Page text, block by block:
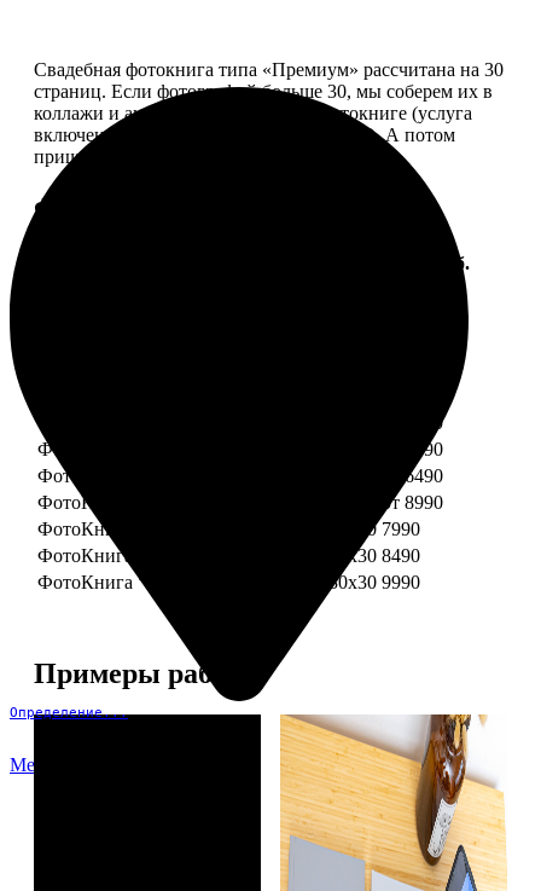
Определение...
Меню
Свадебная фотокнига типа «Премиум» рассчитана на 30
страниц. Если фотографий больше 30, мы соберем их в
коллажи и аккуратно разместим в фотокниге (услуга
включена, стоимость останется прежней). А потом
пришлем вам на согласование развороты.
Форматы и цены
Цена, руб.
ФотоКнига "Премиум" 20x30
от 4990
ФотоКнига "Премиум" 25x25
от 5990
ФотоКнига "Премиум" 30x30
от 6490
ФотоКнига "Премиум" 30x45
от 8990
ФотоКнига "Премиум" Свадебная 20x20 7990
ФотоКнига "Премиум" Свадебная 20x30 8490
ФотоКнига "Премиум" Свадебная 30x30 9990
Примеры работ